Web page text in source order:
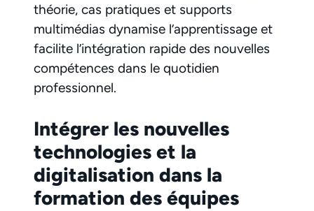
théorie, cas pratiques et supports
multimédias dynamise l’apprentissage et
facilite l’intégration rapide des nouvelles
compétences dans le quotidien
professionnel.
Intégrer les nouvelles
technologies et la
digitalisation dans la
formation des équipes